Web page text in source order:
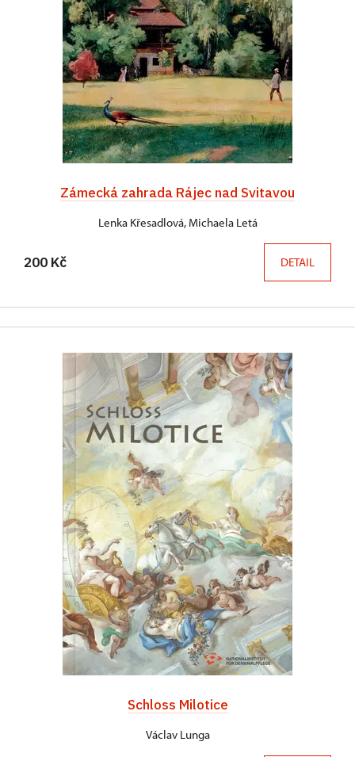
Zámecká zahrada Rájec nad Svitavou
Lenka Křesadlová, Michaela Letá
200 Kč DETAIL
Schloss Milotice
Václav Lunga